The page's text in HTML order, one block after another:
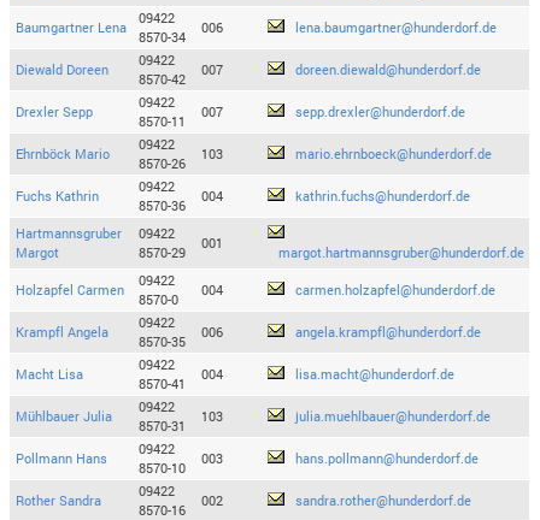
Baumgartner Lena
09422
8570-34
006 lena.baumgartner@hunderdorf.de
Diewald Doreen
09422
8570-42
007 doreen.diewald@hunderdorf.de
Drexler Sepp
09422
8570-11
007 sepp.drexler@hunderdorf.de
Ehrnböck Mario
09422
8570-26
103 mario.ehrnboeck@hunderdorf.de
Fuchs Kathrin
09422
8570-36
004 kathrin.fuchs@hunderdorf.de
Hartmannsgruber
Margot
09422
8570-29
001
margot.hartmannsgruber@hunderdorf.de
Holzapfel Carmen
09422
8570-0
004 carmen.holzapfel@hunderdorf.de
Krampfl Angela
09422
8570-35
006 angela.krampfl@hunderdorf.de
Macht Lisa
09422
8570-41
004 lisa.macht@hunderdorf.de
Mühlbauer Julia
09422
8570-31
103 julia.muehlbauer@hunderdorf.de
Pollmann Hans
09422
8570-10
003 hans.pollmann@hunderdorf.de
Rother Sandra
09422
8570-16
002 sandra.rother@hunderdorf.de